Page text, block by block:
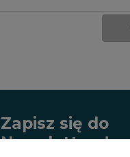
Zapisz się do
Newslettera!